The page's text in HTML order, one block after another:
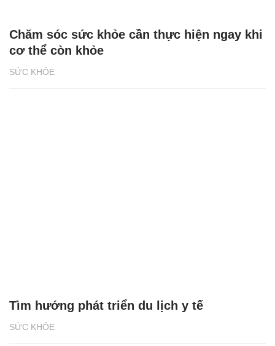
SỨC KHỎE
Chăm sóc sức khỏe cần thực hiện ngay khi
cơ thể còn khỏe
SỨC KHỎE
Tìm hướng phát triển du lịch y tế